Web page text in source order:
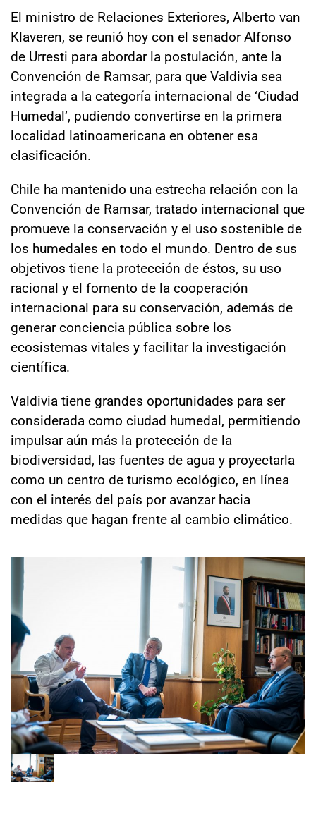
El ministro de Relaciones Exteriores, Alberto van
Klaveren, se reunió hoy con el senador Alfonso
de Urresti para abordar la postulación, ante la
Convención de Ramsar, para que Valdivia sea
integrada a la categoría internacional de ‘Ciudad
Humedal’, pudiendo convertirse en la primera
localidad latinoamericana en obtener esa
clasificación.
Chile ha mantenido una estrecha relación con la
Convención de Ramsar, tratado internacional que
promueve la conservación y el uso sostenible de
los humedales en todo el mundo. Dentro de sus
objetivos tiene la protección de éstos, su uso
racional y el fomento de la cooperación
internacional para su conservación, además de
generar conciencia pública sobre los
ecosistemas vitales y facilitar la investigación
científica.
Valdivia tiene grandes oportunidades para ser
considerada como ciudad humedal, permitiendo
impulsar aún más la protección de la
biodiversidad, las fuentes de agua y proyectarla
como un centro de turismo ecológico, en línea
con el interés del país por avanzar hacia
medidas que hagan frente al cambio climático.